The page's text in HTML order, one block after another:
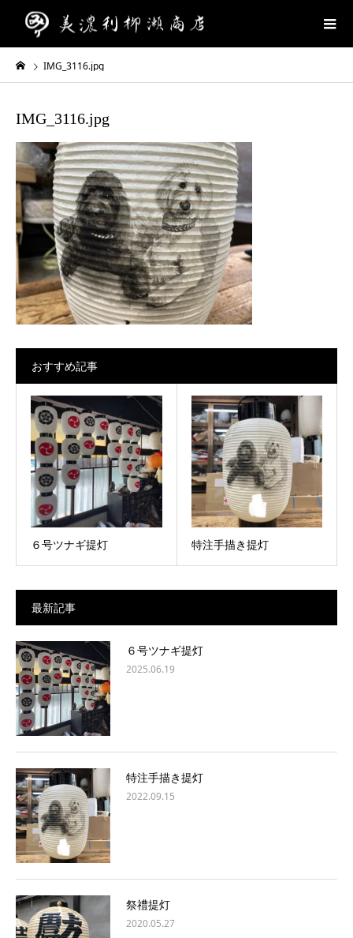
IMG_3116.jpg
IMG_3116.jpg
おすすめ記事
６号ツナギ提灯 特注手描き提灯
最新記事
６号ツナギ提灯
2025.06.19
特注手描き提灯
2022.09.15
祭禮提灯
2020.05.27